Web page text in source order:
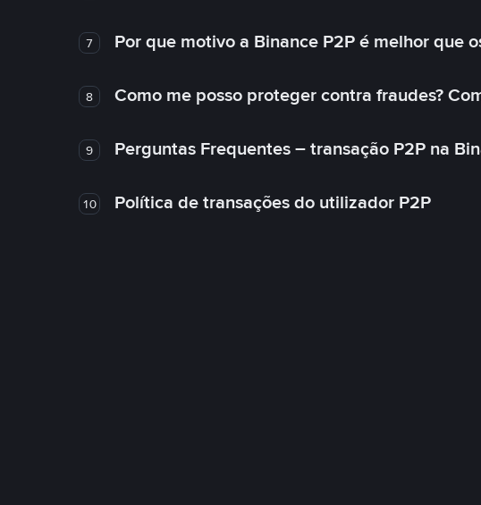
7 Por que motivo a Binance P2P é melhor que
8 Como me posso proteger contra fraudes?
9 Perguntas Frequentes – transação P2P na
10 Política de transações do utilizador P2P